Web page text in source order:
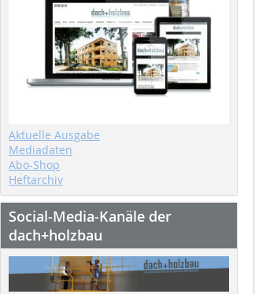
Aktuelle Ausgabe
Mediadaten
Abo-Shop
Heftarchiv
Social-Media-Kanäle der
dach+holzbau